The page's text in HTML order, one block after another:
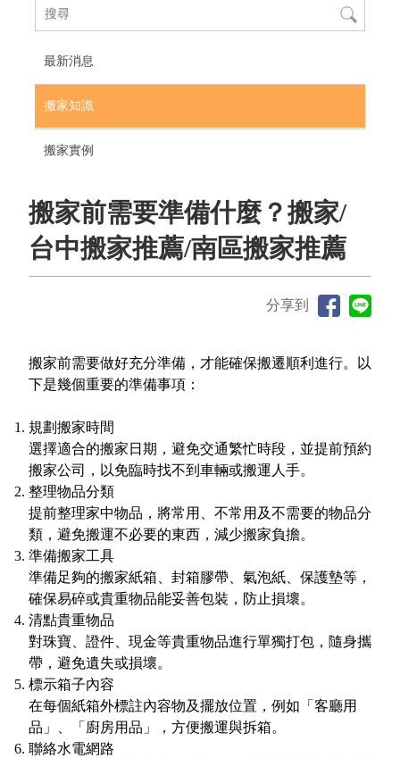
最新消息
搬家知識
搬家實例
搬家前需要準備什麼？搬家/
台中搬家推薦/南區搬家推薦
分享到
搬家前需要做好充分準備，才能確保搬遷順利進行。以
下是幾個重要的準備事項：
規劃搬家時間
選擇適合的搬家日期，避免交通繁忙時段，並提前預約
搬家公司，以免臨時找不到車輛或搬運人手。
整理物品分類
提前整理家中物品，將常用、不常用及不需要的物品分
類，避免搬運不必要的東西，減少搬家負擔。
準備搬家工具
準備足夠的搬家紙箱、封箱膠帶、氣泡紙、保護墊等，
確保易碎或貴重物品能妥善包裝，防止損壞。
清點貴重物品
對珠寶、證件、現金等貴重物品進行單獨打包，隨身攜
帶，避免遺失或損壞。
標示箱子內容
在每個紙箱外標註內容物及擺放位置，例如「客廳用
品」、「廚房用品」，方便搬運與拆箱。
聯絡水電網路